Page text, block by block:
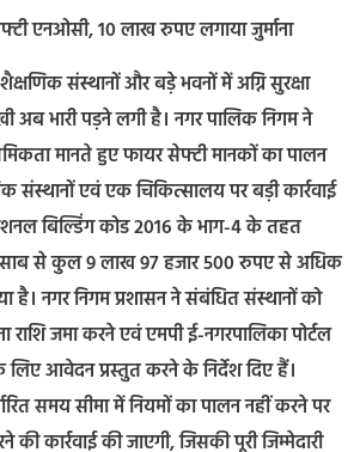
एनओसी, 10 लाख रुपए लगाया जुर्माना
संस्थानों और बड़े भवनों में अग्नि सुरक्षा
अब भारी पड़ने लगी है। नगर पालिक निगम ने
मानते हुए फायर सेफ्टी मानकों का पालन
संस्थानों एवं एक चिकित्सालय पर बड़ी कार्रवाई
बिल्डिंग कोड 2016 के भाग-4 के तहत
से कुल 9 लाख 97 हजार 500 रुपए से अधिक
है। नगर निगम प्रशासन ने संबंधित संस्थानों को
राशि जमा करने एवं एमपी ई-नगरपालिका पोर्टल
आवेदन प्रस्तुत करने के निर्देश दिए हैं।
समय सीमा में नियमों का पालन नहीं करने पर
कार्रवाई की जाएगी, जिसकी पूरी जिम्मेदारी